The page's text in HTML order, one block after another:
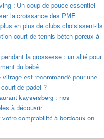
: Un coup de pouce essentiel
la croissance des PME
en plus de clubs choisissent-ils
court de tennis béton poreux à
la grossesse : un allié pour
du bébé
vitrage est recommandé pour une
de padel ?
kaysersberg : nos
à découvrir
comptabilité à bordeaux en